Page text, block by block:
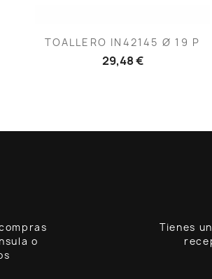
Vista rápida
TOALLERO IN42145 Ø 19 P
29,48 €
o
Tienes